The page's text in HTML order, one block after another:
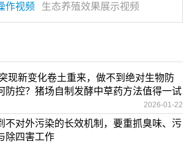
作视频
生态养殖效果展示视频
现新变化卷土重来，做不到绝对生物防
防控？猪场自制发酵中草药方法值得一试
2026-01-22
不对外污染的长效机制，要重抓臭味、污
除四害工作